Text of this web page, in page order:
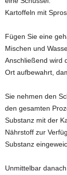
Kartoffeln mit
Fügen Sie eine
Mischen und
Anschließend wird
Ort aufbewahrt,
Sie nehmen den
den gesamten
Substanz mit der
Nährstoff zur
Substanz
Unmittelbar